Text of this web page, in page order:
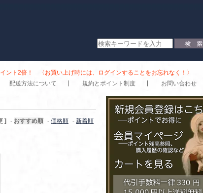
ト2倍！ 〈お買い上げ時には、ログインすることをお忘れなく！〉
配送方法について 規約とポイント制度 お問い合わせ
] - おすすめ順 - 価格順 - 新着順